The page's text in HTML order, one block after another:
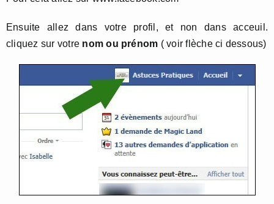
Ensuite allez dans votre profil, et non dans acceuil.
cliquez sur votre nom ou prénom ( voir flèche ci dessous)